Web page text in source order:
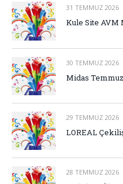
31 TEMMUZ 2026
Kule Site AVM
30 TEMMUZ 2026
Midas
29 TEMMUZ 2026
LOREAL
28 TEMMUZ 2026